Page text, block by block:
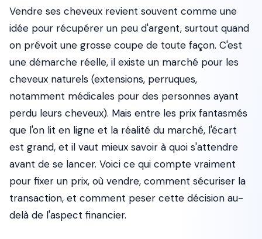
Vendre ses cheveux revient souvent comme une
idée pour récupérer un peu d'argent, surtout quand
on prévoit une grosse coupe de toute façon. C'est
une démarche réelle, il existe un marché pour les
cheveux naturels (extensions, perruques,
notamment médicales pour des personnes ayant
perdu leurs cheveux). Mais entre les prix fantasmés
que l'on lit en ligne et la réalité du marché, l'écart
est grand, et il vaut mieux savoir à quoi s'attendre
avant de se lancer. Voici ce qui compte vraiment
pour fixer un prix, où vendre, comment sécuriser la
transaction, et comment peser cette décision au-
delà de l'aspect financier.